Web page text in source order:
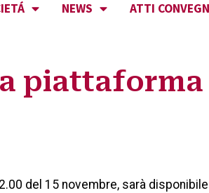
NEWS ATTI
del 15 novembre, sarà